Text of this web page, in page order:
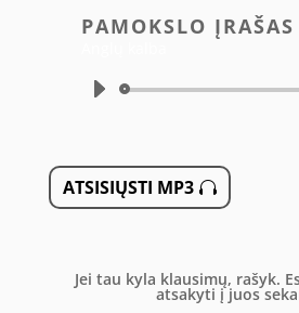
PAMOKSLO
Audio
ATSISIŲSTI MP3
Jei tau kyla klausimų, rašyk.
atsakyti į juos